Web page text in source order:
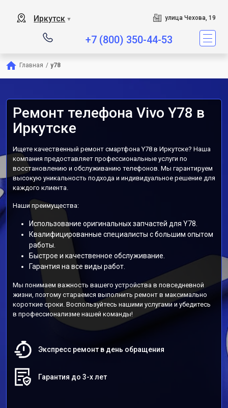
Иркутск ▼ улица Чехова, 19
+7 (800) 350-44-53
Главная / y78
Ремонт телефона Vivo Y78 в
Иркутске
Ищете качественный ремонт смартфона Y78 в Иркутске? Наша
компания предоставляет профессиональные услуги по
восстановлению и обслуживанию телефонов. Мы гарантируем
высокую уникальность подхода и индивидуальное решение для
каждого клиента.
Наши преимущества:
Использование оригинальных запчастей для Y78.
Квалифицированные специалисты с большим опытом
работы.
Быстрое и качественное обслуживание.
Гарантия на все виды работ.
Мы понимаем важность вашего устройства в повседневной
жизни, поэтому стараемся выполнить ремонт в максимально
короткие сроки. Воспользуйтесь нашими услугами и убедитесь
в профессионализме нашей команды!
Экспресс ремонт в день обращения
Гарантия до 3-х лет